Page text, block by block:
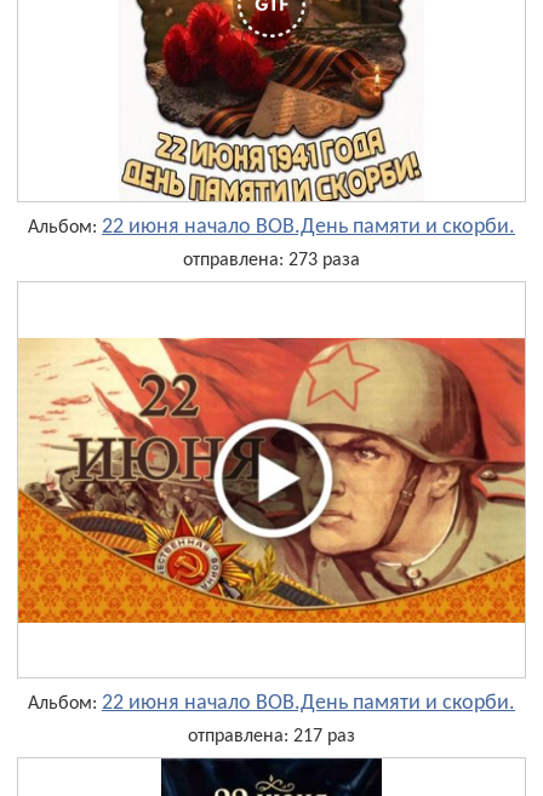
Альбом: 22 июня начало ВОВ.День памяти и скорби.
отправлена: 273 раза
Альбом: 22 июня начало ВОВ.День памяти и скорби.
отправлена: 217 раз